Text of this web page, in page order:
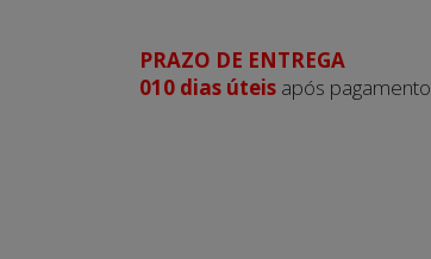
PRAZO DE ENTREGA
010 dias úteis após pagamento